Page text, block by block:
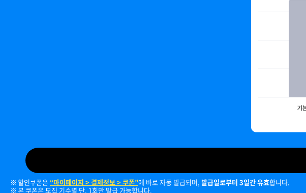
할인쿠폰은“마이페이지 > 결제정보 > 쿠폰”에 바로 자동 발급되며, 발급일로부터 3일간 유효합니다.
본 쿠폰은 모집 기수별 단, 1회만 발급 가능합니다.